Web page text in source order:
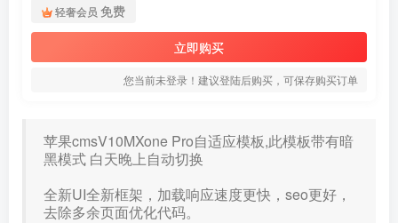
轻奢会员 免费
立即购买
您当前未登录！建议登陆后购买，可保存购买订单
苹果cmsV10MXone Pro自适应模板,此模板带有暗
黑模式 白天晚上自动切换
全新UI全新框架，加载响应速度更快，seo更好，
去除多余页面优化代码。